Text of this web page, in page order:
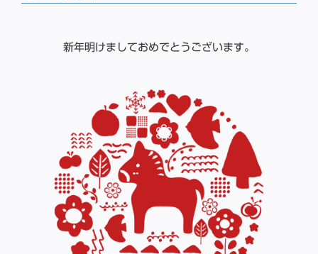
新年明けましておめでとうございます。